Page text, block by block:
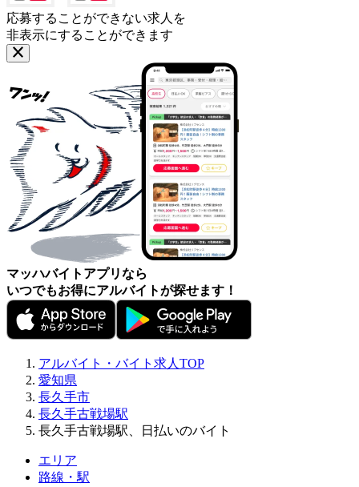
応募することができない求人を
非表示にすることができます
マッハバイトアプリなら
いつでもお得にアルバイトが探せます！
アルバイト・バイト求人TOP
愛知県
長久手市
長久手古戦場駅
長久手古戦場駅、日払いのバイト
エリア
路線・駅